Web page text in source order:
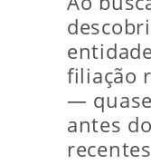
filiação
—
antes